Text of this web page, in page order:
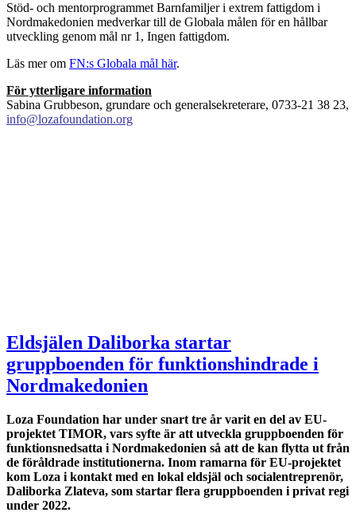
Stöd- och mentorprogrammet Barnfamiljer i extrem fattigdom i
Nordmakedonien medverkar till de Globala målen för en hållbar
utveckling genom mål nr 1, Ingen fattigdom.
Läs mer om FN:s Globala mål här.
För ytterligare information
Sabina Grubbeson, grundare och generalsekreterare, 0733-21 38 23,
info@lozafoundation.org
Eldsjälen Daliborka startar
gruppboenden för funktionshindrade i
Nordmakedonien
Loza Foundation har under snart tre år varit en del av EU-
projektet TIMOR, vars syfte är att utveckla gruppboenden för
funktionsnedsatta i Nordmakedonien så att de kan flytta ut från
de föråldrade institutionerna. Inom ramarna för EU-projektet
kom Loza i kontakt med en lokal eldsjäl och socialentreprenör,
Daliborka Zlateva, som startar flera gruppboenden i privat regi
under 2022.